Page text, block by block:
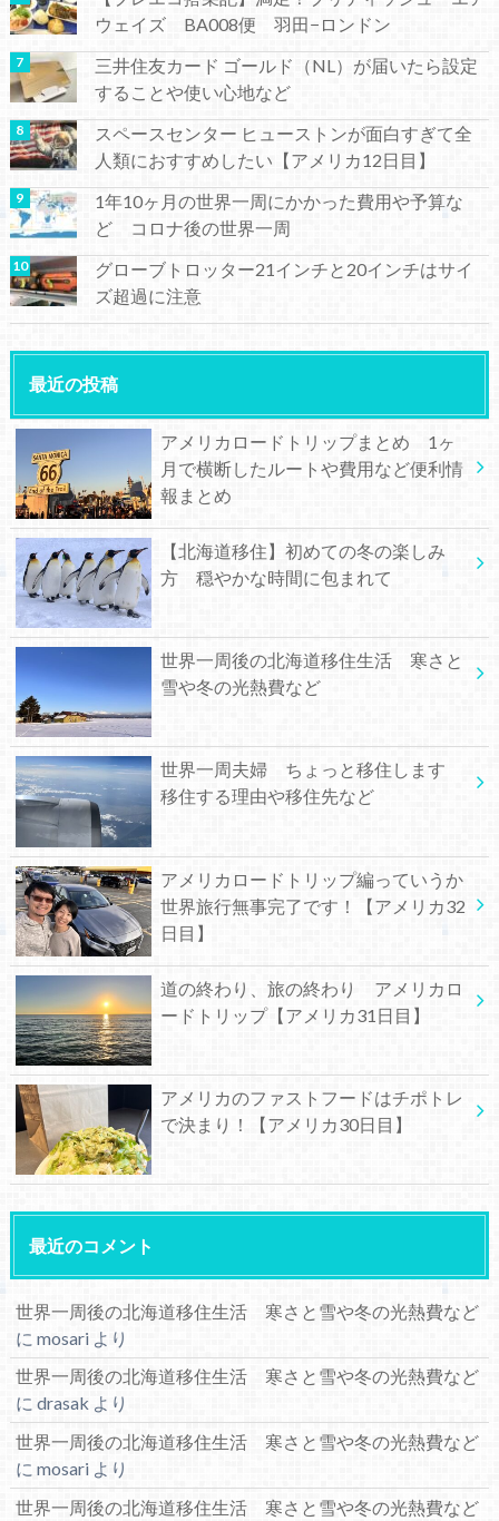
ウェイズ BA008便 羽田−ロンドン
三井住友カード ゴールド（NL）が届いたら設定
することや使い心地など
スペースセンター ヒューストンが面白すぎて全
人類におすすめしたい【アメリカ12日目】
1年10ヶ月の世界一周にかかった費用や予算な
ど コロナ後の世界一周
グローブトロッター21インチと20インチはサイ
ズ超過に注意
最近の投稿
アメリカロードトリップまとめ 1ヶ
月で横断したルートや費用など便利情
報まとめ
【北海道移住】初めての冬の楽しみ
方 穏やかな時間に包まれて
世界一周後の北海道移住生活 寒さと
雪や冬の光熱費など
世界一周夫婦 ちょっと移住します
移住する理由や移住先など
アメリカロードトリップ編っていうか
世界旅行無事完了です！【アメリカ32
日目】
道の終わり、旅の終わり アメリカロ
ードトリップ【アメリカ31日目】
アメリカのファストフードはチポトレ
で決まり！【アメリカ30日目】
最近のコメント
世界一周後の北海道移住生活 寒さと雪や冬の光熱費など
に mosariより
世界一周後の北海道移住生活 寒さと雪や冬の光熱費など
に drasak より
世界一周後の北海道移住生活 寒さと雪や冬の光熱費など
に mosariより
世界一周後の北海道移住生活 寒さと雪や冬の光熱費など